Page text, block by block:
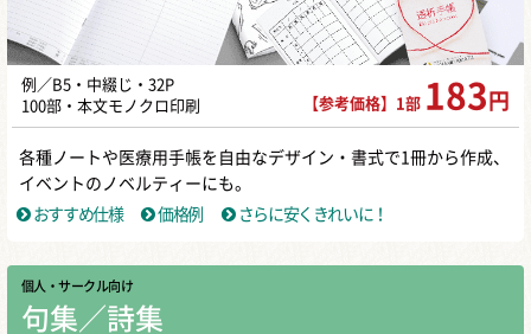
例／B5・中綴じ・32P
100部・本文モノクロ印刷
【参考価格】1部 183 円
各種ノートや医療用手帳を自由なデザイン・書式で1冊から作成、
イベントのノベルティーにも。
おすすめ仕様
価格例 さらに安くきれいに！
個人・サークル向け
句集／詩集